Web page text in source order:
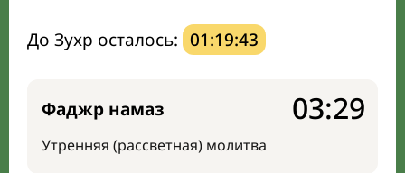
До Зухр осталось: 01:19:42
Фаджр намаз
Утренняя (рассветная) молитва
03:29